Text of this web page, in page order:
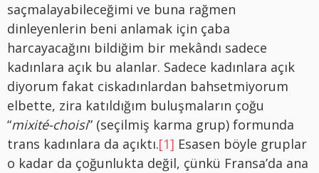
saçmalayabileceğimi ve buna rağmen
dinleyenlerin beni anlamak için çaba
harcayacağını bildiğim bir mekândı sadece
kadınlara açık bu alanlar. Sadece kadınlara açık
diyorum fakat ciskadınlardan bahsetmiyorum
elbette, zira katıldığım buluşmaların çoğu
“mixité-choisi” (seçilmiş karma grup) formunda
trans kadınlara da açıktı.[1] Esasen böyle gruplar
o kadar da çoğunlukta değil, çünkü Fransa’da ana